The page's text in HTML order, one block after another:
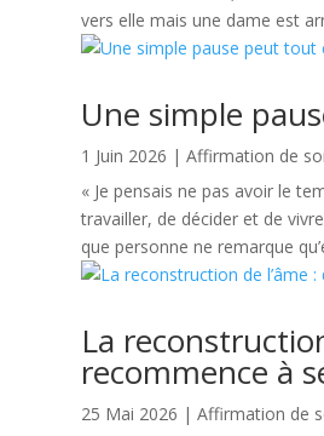
vers elle mais une dame est
Une simple
1 Juin 2026 |Affirmation de soi
« Je pensais ne pas avoir le
travailler, de décider et de
que personne ne remarque
La
recommence à
25 Mai 2026 |Affirmation de